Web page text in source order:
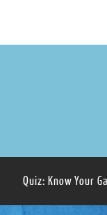
Quiz: Know Your